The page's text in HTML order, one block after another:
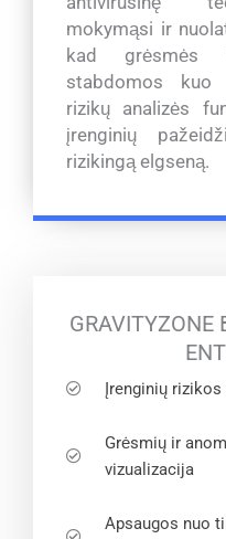
mokymąsi ir
kad grėsmės
stabdomos kuo
rizikų analizės
įrenginių
rizikingą elgseną.
GRAVITYZONE
Įrenginių rizikos
Grėsmių ir
vizualizacija
Apsaugos nuo